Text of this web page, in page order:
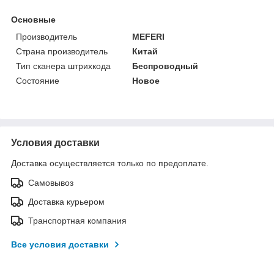
Основные
Производитель
MEFERI
Страна производитель
Китай
Тип сканера штрихкода
Беспроводный
Состояние
Новое
Условия доставки
Доставка осуществляется только по предоплате.
Самовывоз
Доставка курьером
Транспортная компания
Все условия доставки